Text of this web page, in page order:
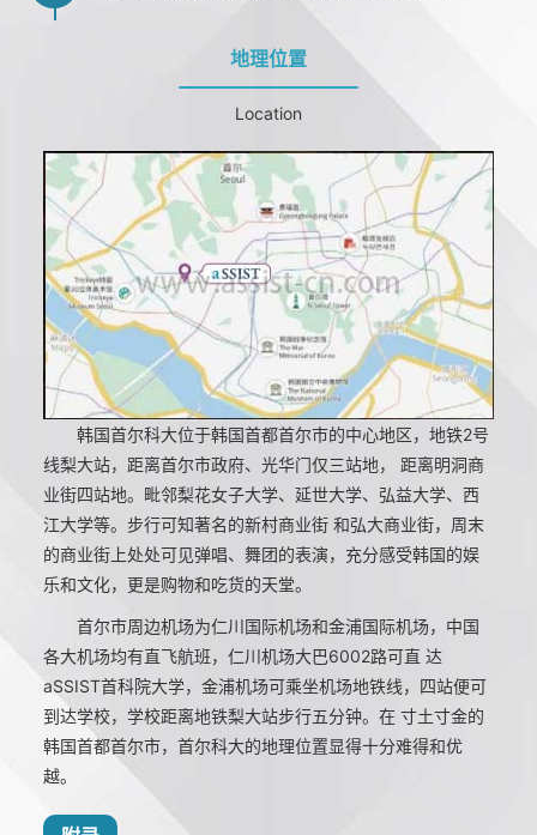
Location
地理位置
韩国首尔科大位于韩国首都首尔市的中心地区，地铁2号
线梨大站，距离首尔市政府、光华门仅三站地， 距离明洞商
业街四站地。毗邻梨花女子大学、延世大学、弘益大学、西
江大学等。步行可知著名的新村商业街 和弘大商业街，周末
的商业街上处处可见弹唱、舞团的表演，充分感受韩国的娱
乐和文化，更是购物和吃货的天堂。
首尔市周边机场为仁川国际机场和金浦国际机场，中国
各大机场均有直飞航班，仁川机场大巴6002路可直 达
aSSIST首科院大学，金浦机场可乘坐机场地铁线，四站便可
到达学校，学校距离地铁梨大站步行五分钟。在 寸土寸金的
韩国首都首尔市，首尔科大的地理位置显得十分难得和优
越。